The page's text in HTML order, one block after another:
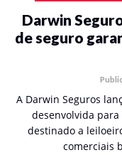
Darwin
de seguro
A Darwin Seguros
desenvolvida
destinado a
comerciais